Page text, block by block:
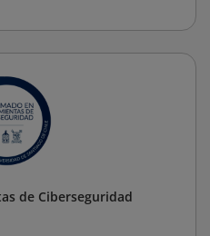
de Ciberseguridad